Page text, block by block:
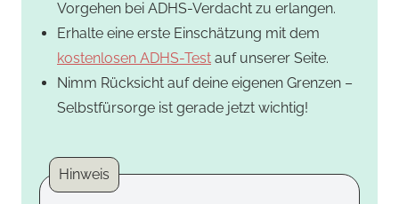
Vorgehen bei ADHS-Verdacht zu erlangen.
Erhalte eine erste Einschätzung mit dem
kostenlosen ADHS-Test auf unserer Seite.
Nimm Rücksicht auf deine eigenen Grenzen –
Selbstfürsorge ist gerade jetzt wichtig!